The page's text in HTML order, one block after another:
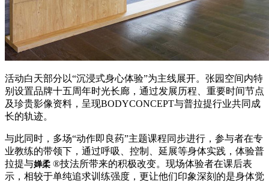
活动白天部分以“沉浸式身心体验”为主线展开。张园空间内特
别设置品牌十五周年时光长廊，通过发展历程、重要时间节点
及珍贵影像资料，呈现BODYCONCEPT与普拉提行业共同成
长的轨迹。
与此同时，多场“动作即良药”主题课程同步进行，参与者在专
业教练的带领下，通过呼吸、控制、延展等身体实践，体验普
拉提与婵柔 ®技法所带来的积极改变。现场体验者在课后表
示，相较于单纯追求训练强度，更让他们印象深刻的是身体觉